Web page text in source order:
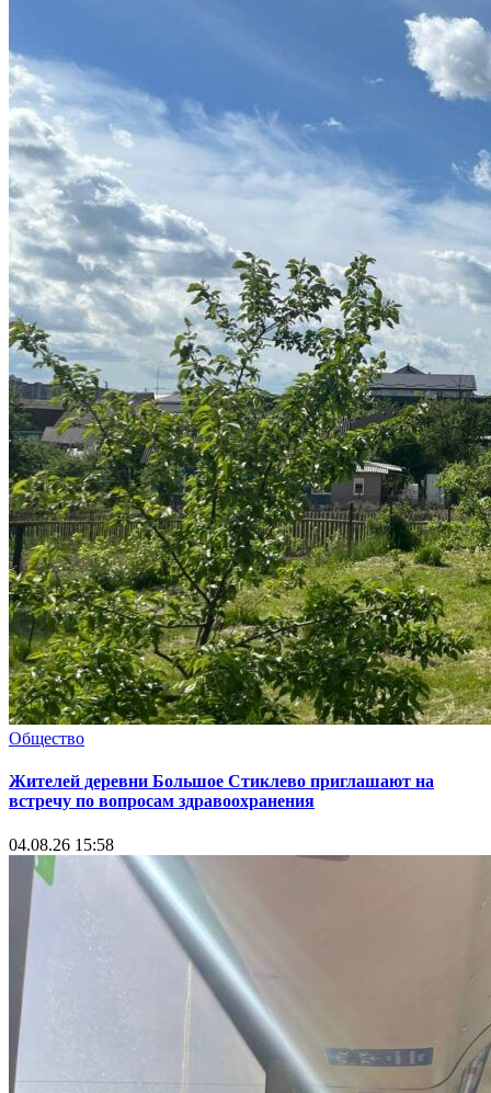
Общество
Жителей деревни Большое Стиклево приглашают на
встречу по вопросам здравоохранения
04.08.26 15:58